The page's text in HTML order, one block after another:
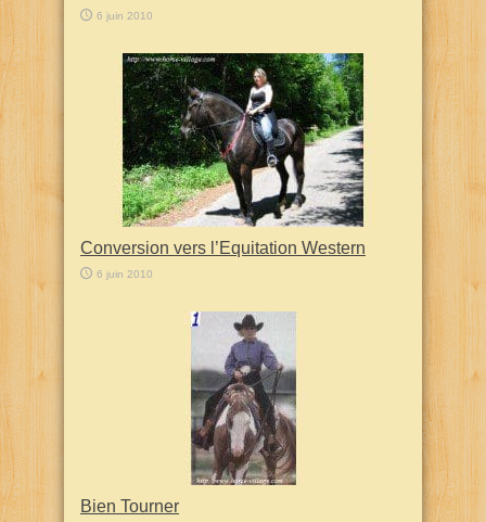
6 juin 2010
Conversion vers l’Equitation Western
6 juin 2010
Bien Tourner